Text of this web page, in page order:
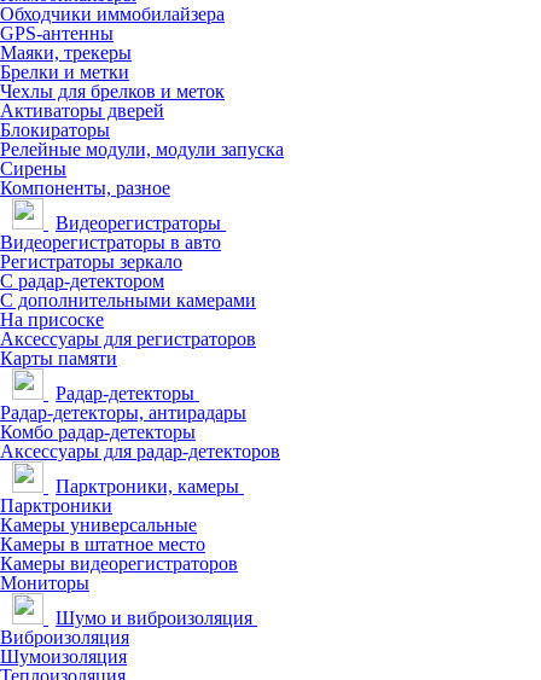
Обходчики иммобилайзера
GPS-антенны
Маяки, трекеры
Брелки и метки
Чехлы для брелков и меток
Активаторы дверей
Блокираторы
Релейные модули, модули запуска
Сирены
Компоненты, разное
Видеорегистраторы
Видеорегистраторы в авто
Регистраторы зеркало
С радар-детектором
С дополнительными камерами
На присоске
Аксессуары для регистраторов
Карты памяти
Радар-детекторы
Радар-детекторы, антирадары
Комбо радар-детекторы
Аксессуары для радар-детекторов
Парктроники, камеры
Парктроники
Камеры универсальные
Камеры в штатное место
Камеры видеорегистраторов
Мониторы
Шумо и виброизоляция
Виброизоляция
Шумоизоляция
Теплоизоляция